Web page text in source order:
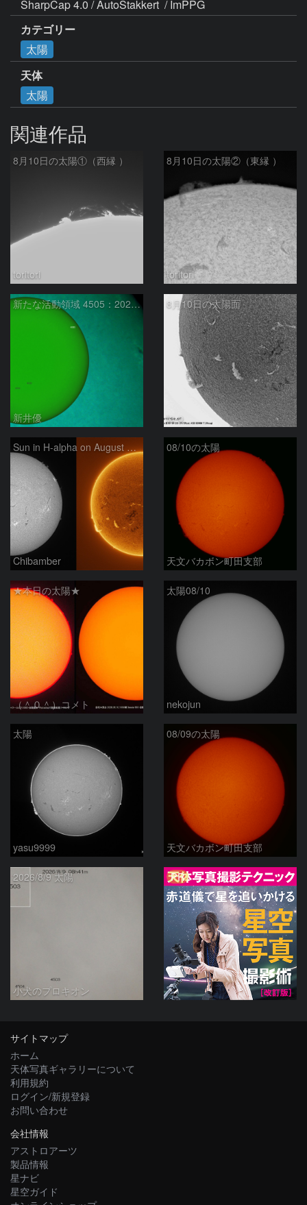
SharpCap 4.0 / AutoStakkert  / ImPPG
カテゴリー
太陽
天体
太陽
関連作品
8月10日の太陽①（西縁 ）
toritori
8月10日の太陽②（東縁 ）
toritori
新たな活動領域 4505：2026/08/10
新井優
8月10日の太陽面
ta-o
Sun in H-alpha on August 10, 2026
Chibamber
08/10の太陽
天文バカボン町田支部
★本日の太陽★
（＾０＾）コメト
太陽08/10
nekojun
太陽
yasu9999
08/09の太陽
天文バカボン町田支部
2026/8/9 太陽
小犬のプロキオン
PR
サイトマップ
ホーム
天体写真ギャラリーについて
利用規約
ログイン/新規登録
お問い合わせ
会社情報
アストロアーツ
製品情報
星ナビ
星空ガイド